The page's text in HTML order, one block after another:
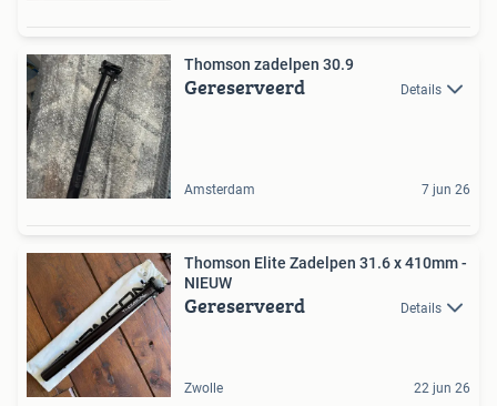
Thomson zadelpen 30.9
Gereserveerd Details
Amsterdam 7 jun 26
Thomson Elite Zadelpen 31.6 x 410mm -
NIEUW
Gereserveerd Details
Zwolle 22 jun 26